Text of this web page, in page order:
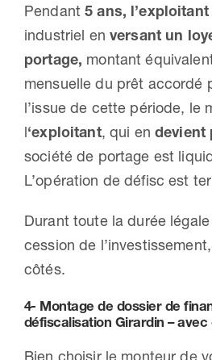
Pendant5 ans, l’exploitant
industriel enversant un
portage, montant
mensuelle du prêt accordé
l’issue de cette période, le
l‘exploitant, qui endevient
société de portage est
L’opération de défisc est
Durant toute la durée
cession de
côtés.
4- Montage de dossier de
défiscalisation Girardin – avec